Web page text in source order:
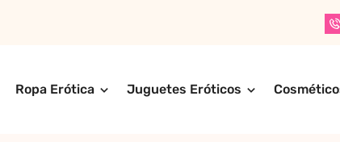
Ropa Erótica Juguetes Eróticos